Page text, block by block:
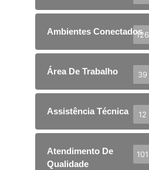
Ambientes Conectados126
Área De Trabalho 39
Assistência Técnica 12
Atendimento De
Qualidade
101